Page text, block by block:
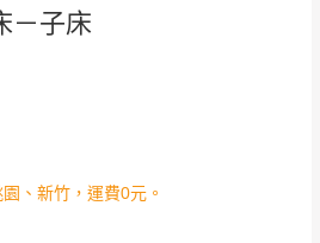
－子床
、新竹，運費0元。